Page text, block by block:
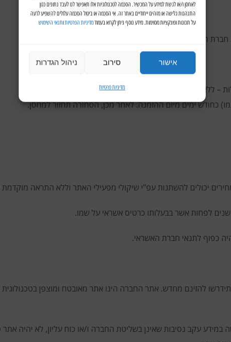
לאחסן ו/או לגשת למידע על המכשיר. הסכמה לטכנולוגיות אלו תאפשר לנו לעבד נתונים כגון
התנהגות גלישה או מזהים ייחודיים באתר זה. אי הסכמה או ביטול הסכמה עלולים להשפיע לרעה
על תכונות ופונקציות מסוימות. מידע נוסף ניתן לקרוא בעמודמדיניות הפרטיותותנאי השימוש
אישור סירוב ניהול הגדרות
מדיניות פרטיות
חברת השילוח אשר פועלת מטעמנו.
– ללא עלות.
כחודש ימים מיום ההזמנה. לאחר מכן, הסחורה תחזור למחסן.
יכולים להשתנות עפ"י שיקולי מפעילי האתר וללא התראה
כפוף לתנאי חברת האשראי.
עקב נסיבות שאינן בשליטת החברה ו/או כוח עליון, לא יהיה אתר